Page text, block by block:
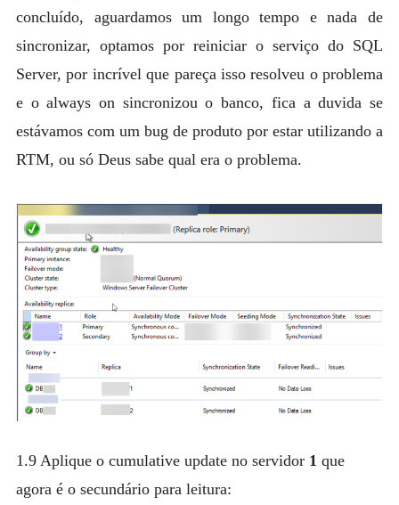
concluído, aguardamos um longo tempo e nada de
sincronizar, optamos por reiniciar o serviço do SQL
Server, por incrível que pareça isso resolveu o problema
e o always on sincronizou o banco, fica a duvida se
estávamos com um bug de produto por estar utilizando a
RTM, ou só Deus sabe qual era o problema.
1.9 Aplique o cumulative update no servidor 1 que
agora é o secundário para leitura: